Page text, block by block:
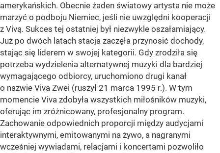
amerykańskich. Obecnie żaden światowy artysta nie może
marzyć o podboju Niemiec, jeśli nie uwzględni kooperacji
z Vivą. Sukces tej ostatniej był niezwykle oszałamiający.
Już po dwóch latach stacja zaczęła przynosić dochody,
stając się liderem w swojej kategorii. Gdy zrodziła się
potrzeba wydzielenia alternatywnej muzyki dla bardziej
wymagającego odbiorcy, uruchomiono drugi kanał
o nazwie Viva Zwei (ruszył 21 marca 1995 r.). W tym
momencie Viva zdobyła wszystkich miłośników muzyki,
oferując im zróżnicowany, profesjonalny program.
Zachowanie odpowiednich proporcji między audycjami
interaktywnymi, emitowanymi na żywo, a nagranymi
wcześniej wywiadami, relacjami i koncertami pozwoliło